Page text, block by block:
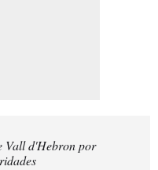
Vall d'Hebron por